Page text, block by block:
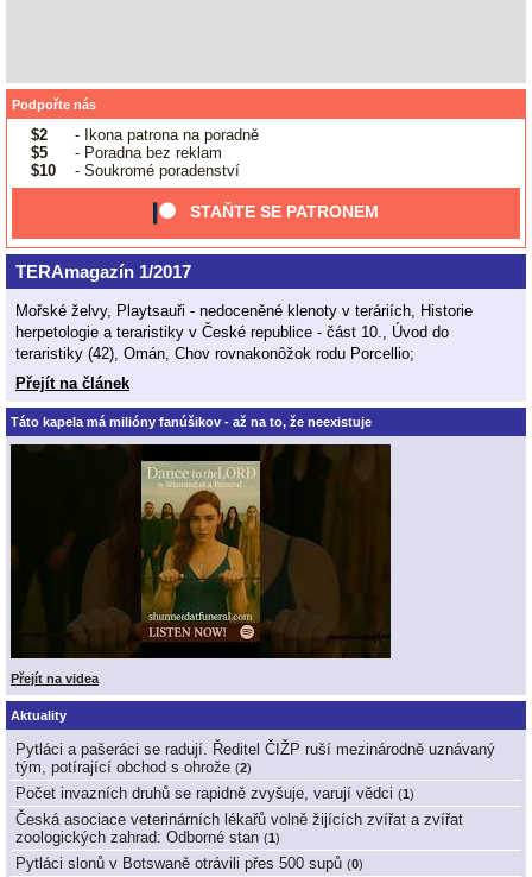
Podpořte nás
$2
- Ikona patrona na poradně
$5
- Poradna bez reklam
$10
- Soukromé poradenství
STAŇTE SE PATRONEM
TERAmagazín 1/2017
Mořské želvy, Playtsauři - nedoceněné klenoty v teráriích, Historie
herpetologie a teraristiky v České republice - část 10., Úvod do
teraristiky (42), Omán, Chov rovnakonôžok rodu Porcellio;
Přejít na článek
Táto kapela má milióny fanúšikov - až na to, že neexistuje
Přejít na videa
Aktuality
Pytláci a pašeráci se radují. Ředitel ČIŽP ruší mezinárodně uznávaný
tým, potírající obchod s ohrože (2)
Počet invazních druhů se rapidně zvyšuje, varují vědci (1 )
Česká asociace veterinárních lékařů volně žijících zvířat a zvířat
zoologických zahrad: Odborné stan (1 )
Pytláci slonů v Botswaně otrávili přes 500 supů (0)